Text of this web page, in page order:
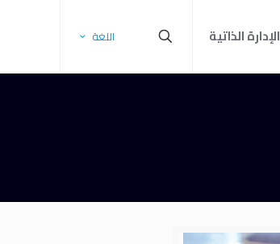
الإدارة الذاتية اللغة